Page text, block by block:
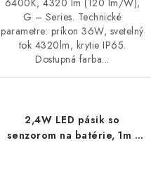
6400K, 4320 lm (120 lm/W),
G – Series. Technické
parametre: príkon 36W, svetelný
tok 4320lm, krytie IP65.
Dostupná farba...
2,4W LED pásik so
senzorom na batérie, 1m -